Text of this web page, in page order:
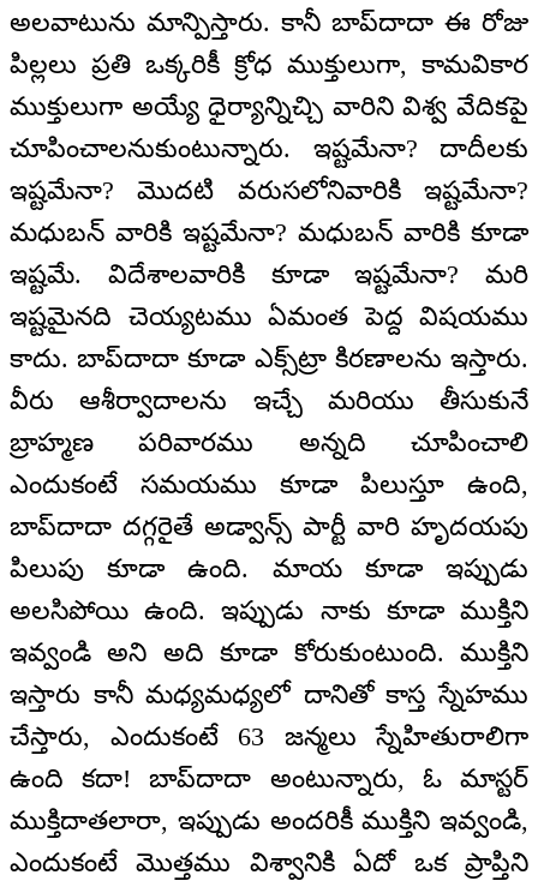
అలవాటును మాన్పిస్తారు. కానీ బాప్‌దాదా ఈ రోజు
పిల్లలు ప్రతి ఒక్కరికీ క్రోధ ముక్తులుగా, కామవికార
ముక్తులుగా అయ్యే ధైర్యాన్నిచ్చి వారిని విశ్వ వేదికపై
చూపించాలనుకుంటున్నారు. ఇష్టమేనా? దాదీలకు
ఇష్టమేనా? మొదటి వరుసలోనివారికి ఇష్టమేనా?
మధుబన్ వారికి ఇష్టమేనా? మధుబన్ వారికి కూడా
ఇష్టమే. విదేశాలవారికి కూడా ఇష్టమేనా? మరి
ఇష్టమైనది చెయ్యటము ఏమంత పెద్ద విషయము
కాదు. బాప్‌దాదా కూడా ఎక్స్‌ట్రా కిరణాలను ఇస్తారు.
వీరు ఆశీర్వాదాలను ఇచ్చే మరియు తీసుకునే
బ్రాహ్మణ పరివారము అన్నది చూపించాలి
ఎందుకంటే సమయము కూడా పిలుస్తూ ఉంది,
బాప్‌దాదా దగ్గరైతే అడ్వాన్స్ పార్టీ వారి హృదయపు
పిలుపు కూడా ఉంది. మాయ కూడా ఇప్పుడు
అలసిపోయి ఉంది. ఇప్పుడు నాకు కూడా ముక్తిని
ఇవ్వండి అని అది కూడా కోరుకుంటుంది. ముక్తిని
ఇస్తారు కానీ మధ్యమధ్యలో దానితో కాస్త స్నేహము
చేస్తారు, ఎందుకంటే 63 జన్మలు స్నేహితురాలిగా
ఉంది కదా! బాప్‌దాదా అంటున్నారు, ఓ మాస్టర్
ముక్తిదాతలారా, ఇప్పుడు అందరికీ ముక్తిని ఇవ్వండి,
ఎందుకంటే మొత్తము విశ్వానికి ఏదో ఒక ప్రాప్తిని